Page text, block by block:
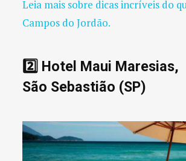
Leia mais sobre dicas incríveis do
Campos do Jordão.
2️⃣ Hotel Maui Maresias,
São Sebastião (SP)